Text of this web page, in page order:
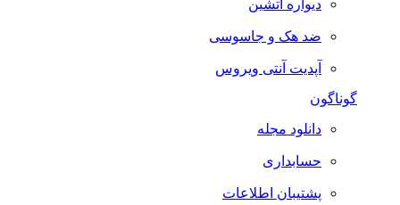
دیواره آتشین
ضد هک و جاسوسی
آپدیت آنتی ویروس
گوناگون
دانلود مجله
حسابداری
پشتیبان اطلاعات